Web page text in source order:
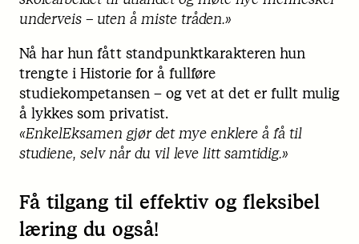
underveis – uten å miste tråden.»
Nå har hun fått standpunktkarakteren hun
trengte i Historie for å fullføre
studiekompetansen – og vet at det er fullt mulig
å lykkes som privatist.
«EnkelEksamen gjør det mye enklere å få til
studiene, selv når du vil leve litt samtidig.»
Få tilgang til effektiv og fleksibel
læring du også!